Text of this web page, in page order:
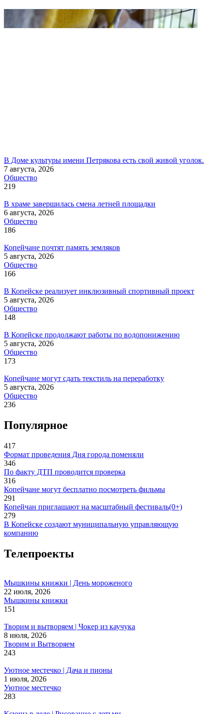
В Доме культуры имени Петрякова есть свой живой уголок.
7 августа, 2026
Общество
219
В храме завершилась смена летней площадки
6 августа, 2026
Общество
186
Копейчане почтят память земляков
5 августа, 2026
Общество
166
В Копейске реализует инклюзивный спортивный проект
5 августа, 2026
Общество
148
В Копейске продолжают работы по водопонижению
5 августа, 2026
Общество
173
Копейчане могут сдать текстиль на переработку
5 августа, 2026
Общество
236
Популярное
417
Формат проведения Дня города поменяли
346
По факту ДТП проводится проверка
316
Копейчане могут бесплатно посмотреть фильмы
291
Копейчан приглашают на масштабный фестиваль(0+)
279
В Копейске создают муниципальную управляющую
компанию
Телепроекты
Мышкины книжки | День мороженого
22 июля, 2026
Мышкины книжки
151
Творим и вытворяем | Чокер из каучука
8 июля, 2026
Творим и Вытворяем
243
Уютное местечко | Дача и пионы
1 июля, 2026
Уютное местечко
283